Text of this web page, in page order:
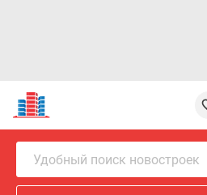
Новостройки
Квартиры
Ипотека
Новостройки
Москвы
Новостройки
Удобный поиск новостроек